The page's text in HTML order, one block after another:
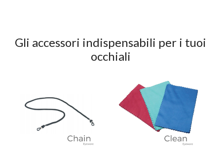
Gli accessori indispensabili per i tuoi
occhiali